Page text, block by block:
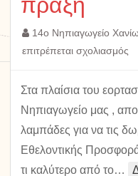
14ο Νηπιαγωγείο
επιτρέπεται σχολιασμός
Στα πλαίσια του
Νηπιαγωγείο μας ,
λαμπάδες για να τις
Εθελοντικής
τι καλύτερο από το…